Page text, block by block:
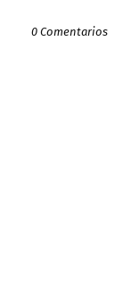
0 Comentarios